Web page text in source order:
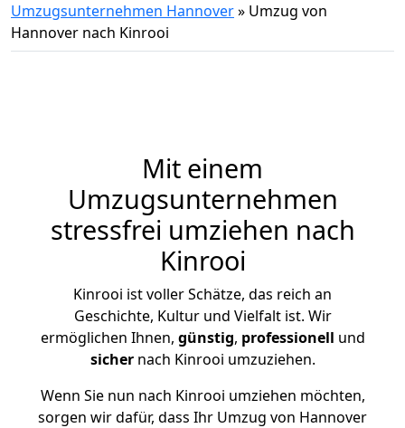
Umzugsunternehmen Hannover» Umzug von
Hannover nach Kinrooi
Mit einem
Umzugsunternehmen
stressfrei umziehen nach
Kinrooi
Kinrooi ist voller Schätze, das reich an
Geschichte, Kultur und Vielfalt ist. Wir
ermöglichen Ihnen, günstig, professionell und
sichernach Kinrooi umzuziehen.
Wenn Sie nun nach Kinrooi umziehen möchten,
sorgen wir dafür, dass Ihr Umzug von Hannover